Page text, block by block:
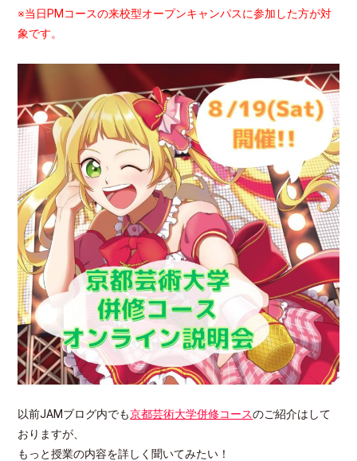
※当日PMコースの来校型オープンキャンパスに参加した方が対
象です。
以前JAMブログ内でも京都芸術大学併修コースのご紹介はして
おりますが、
もっと授業の内容を詳しく聞いてみたい！